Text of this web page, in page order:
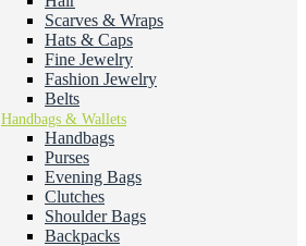
Scarves & Wraps
Hats & Caps
Fine Jewelry
Fashion Jewelry
Belts
Handbags & Wallets
Handbags
Purses
Evening Bags
Clutches
Shoulder Bags
Backpacks